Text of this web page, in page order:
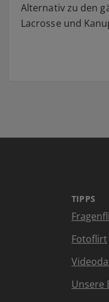
Alternativ zu den
Lacrosse und
TIPPS
Fotoflirt
Unsere